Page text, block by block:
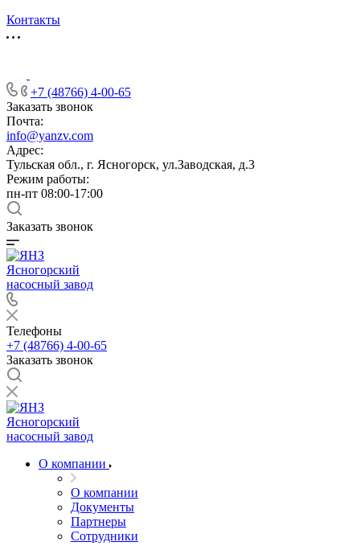
Контакты
+7 (48766) 4-00-65
Заказать звонок
Почта:
info@yanzv.com
Адрес:
Тульская обл., г. Ясногорск, ул.Заводская, д.3
Режим работы:
пн-пт 08:00-17:00
Заказать звонок
Ясногорский
насосный завод
Телефоны
+7 (48766) 4-00-65
Заказать звонок
Ясногорский
насосный завод
О компании
О компании
Документы
Партнеры
Сотрудники